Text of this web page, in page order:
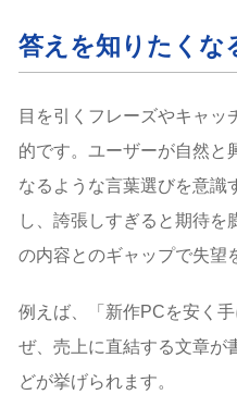
答えを知りたくな
目を引くフレーズやキャッ
的です。ユーザーが自然と
なるような言葉選びを意識
し、誇張しすぎると期待を
の内容とのギャップで失望
例えば、「新作PCを安く
ぜ、売上に直結する文章が
どが挙げられます。